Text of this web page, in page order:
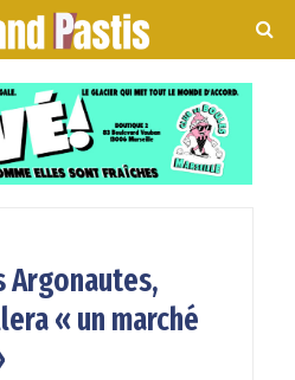
Argonautes,
« un marché